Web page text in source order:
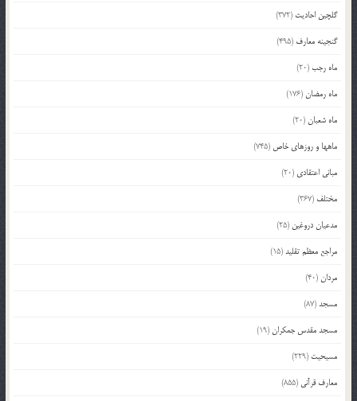
گلچین احادیث (372)
گنجینه معارف (495)
ماه رجب(20)
ماه رمضان(176)
ماه شعبان(20)
ماهها و روزهای خاص (745)
مبانی اعتقادی (20)
مختلف (367)
مدعیان دروغین (25)
مراجع معظم تقلید(15)
مردان(40)
مسجد(87)
مسجد مقدس جمکران(19)
مسیحیت (229)
معارف قرآنی (855)